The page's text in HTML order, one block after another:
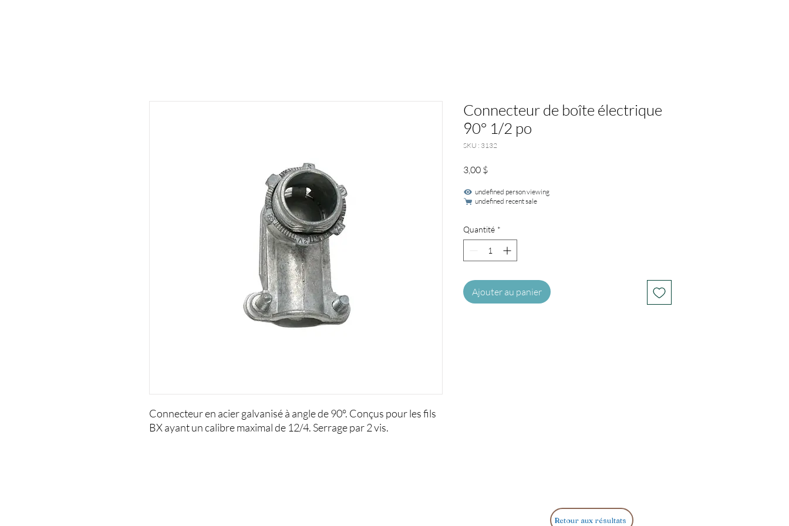
Connecteur en acier galvanisé à angle de 90°. Conçus pour les fils
BX ayant un calibre maximal de 12/4. Serrage par 2 vis.
Connecteur de boîte électrique
90° 1/2 po
SKU : 3132
3,00 $Prix
undefined person viewing
undefined recent sale
Quantité *
Ajouter au panier
Retour aux résultats